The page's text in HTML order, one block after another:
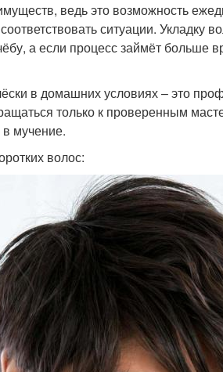
ведь это возможность
ситуации.
а если процесс займёт больше
в домашних условиях – это
только к проверенным
в мучение.
волос: